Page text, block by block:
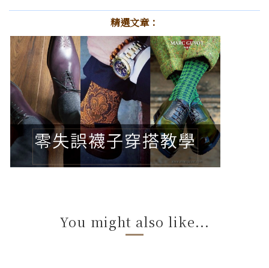
精選文章：
You might also like...